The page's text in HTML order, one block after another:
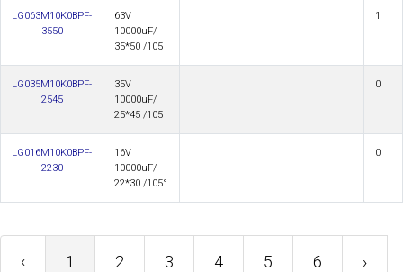
LG063M10K0BPF-
3550
63V
10000uF/
35*50 /105
1
LG035M10K0BPF-
2545
35V
10000uF/
25*45 /105
0
LG016M10K0BPF-
2230
16V
10000uF/
22*30 /105°
0
‹ 1 2 3 4 5 6 ›